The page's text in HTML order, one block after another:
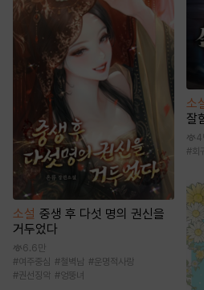
소설 중생 후 다섯 명의 권신을
거두었다
6.6만
#여주중심 #철벽남 #운명적사랑
#권선징악 #엉뚱녀
소
잘
4
#회